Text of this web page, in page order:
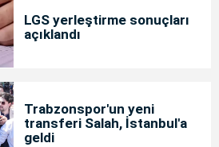
LGS yerleştirme sonuçları
açıklandı
Trabzonspor'un yeni
transferi Salah, İstanbul'a
geldi